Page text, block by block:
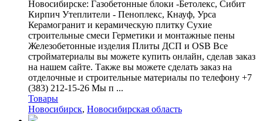
Новосибирске: Газобетонные блоки -Бетолекс, Сибит
Кирпич Утеплители - Пеноплекс, Кнауф, Урса
Керамогранит и керамическую плитку Сухие
строительные смеси Герметики и монтажные пены
Железобетонные изделия Плиты ДСП и OSB Все
стройматериалы вы можете купить онлайн, сделав заказ
на нашем сайте. Также вы можете сделать заказ на
отделочные и строительные материалы по телефону +7
(383) 212-15-26 Мы п ...
Товары
Новосибирск, Новосибирская область